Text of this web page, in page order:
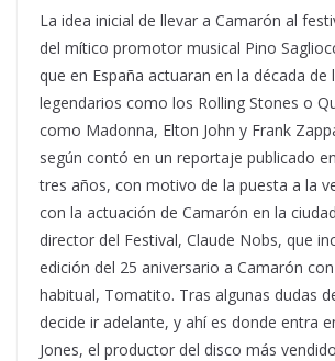
La idea inicial de llevar a Camarón al
del mítico promotor musical Pino
que en España actuaran en la década de
legendarios como los Rolling Stones o
como Madonna, Elton John y Frank
según contó en un reportaje publicado
tres años, con motivo de la puesta a la
con la actuación de Camarón en la
director del Festival, Claude Nobs, que
edición del 25 aniversario a Camarón
habitual, Tomatito. Tras algunas dudas
decide ir adelante, y ahí es donde entra
Jones, el productor del disco más